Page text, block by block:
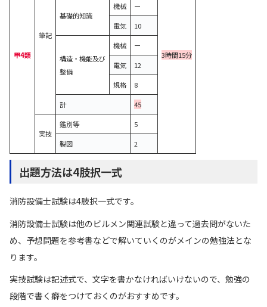
甲4類
筆記
3時間15分
基礎的知識
機械 ー
電気 10
構造・機能及び
整備
機械 ー
電気 12
規格 8
計 45
実技
鑑別等 5
製図 2
出題方法は4肢択一式
消防設備士試験は4肢択一式です。
消防設備士試験は他のビルメン関連試験と違って過去問がないた
め、予想問題を参考書などで解いていくのがメインの勉強法とな
ります。
実技試験は記述式で、文字を書かなければいけないので、勉強の
段階で書く癖をつけておくのがおすすめです。